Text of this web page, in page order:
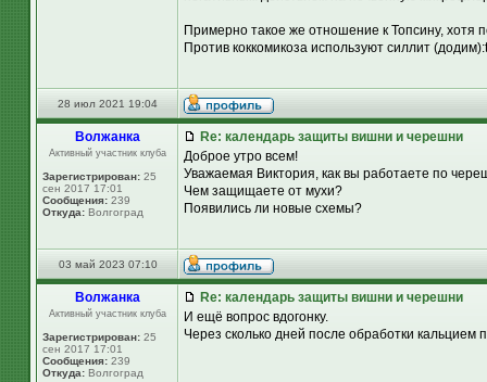
Примерно такое же отношение к Топсину, хотя
Против коккомикоза используют силлит
28 июл 2021 19:04
Волжанка
Активный участник клуба
Зарегистрирован: 25
сен 2017 17:01
Сообщения: 239
Откуда: Волгоград
Re: календарь защиты вишни и черешни
Доброе утро всем!
Уважаемая Виктория, как вы работаете по
Чем защищаете от мухи?
Появились ли новые схемы?
03 май 2023 07:10
Волжанка
Активный участник клуба
Зарегистрирован: 25
сен 2017 17:01
Сообщения: 239
Откуда: Волгоград
Re: календарь защиты вишни и черешни
И ещё вопрос вдогонку.
Через сколько дней после обработки